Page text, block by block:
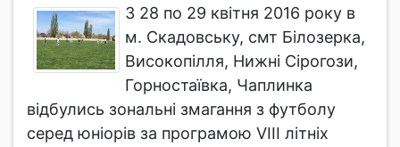
З 28 по 29 квітня 2016 року в
м. Скадовську, смт Білозерка,
Високопілля, Нижні Сірогози,
Горностаївка, Чаплинка
відбулись зональні змагання з футболу
серед юніорів за програмою VІІІ літніх